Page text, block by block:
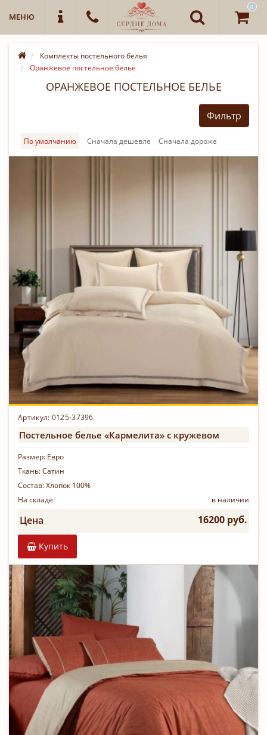
МЕНЮ
0
Комплекты постельного белья
Оранжевое постельное белье
ОРАНЖЕВОЕ ПОСТЕЛЬНОЕ БЕЛЬЕ
Фильтр
По умолчанию Cначала дешевле Cначала дороже
Артикул: 0125-37396
Постельное белье «Кармелита» с кружевом
Размер: Евро
Ткань:Сатин
Состав:Хлопок 100%
На складе:
в наличии
Цена 16200 руб.
Купить